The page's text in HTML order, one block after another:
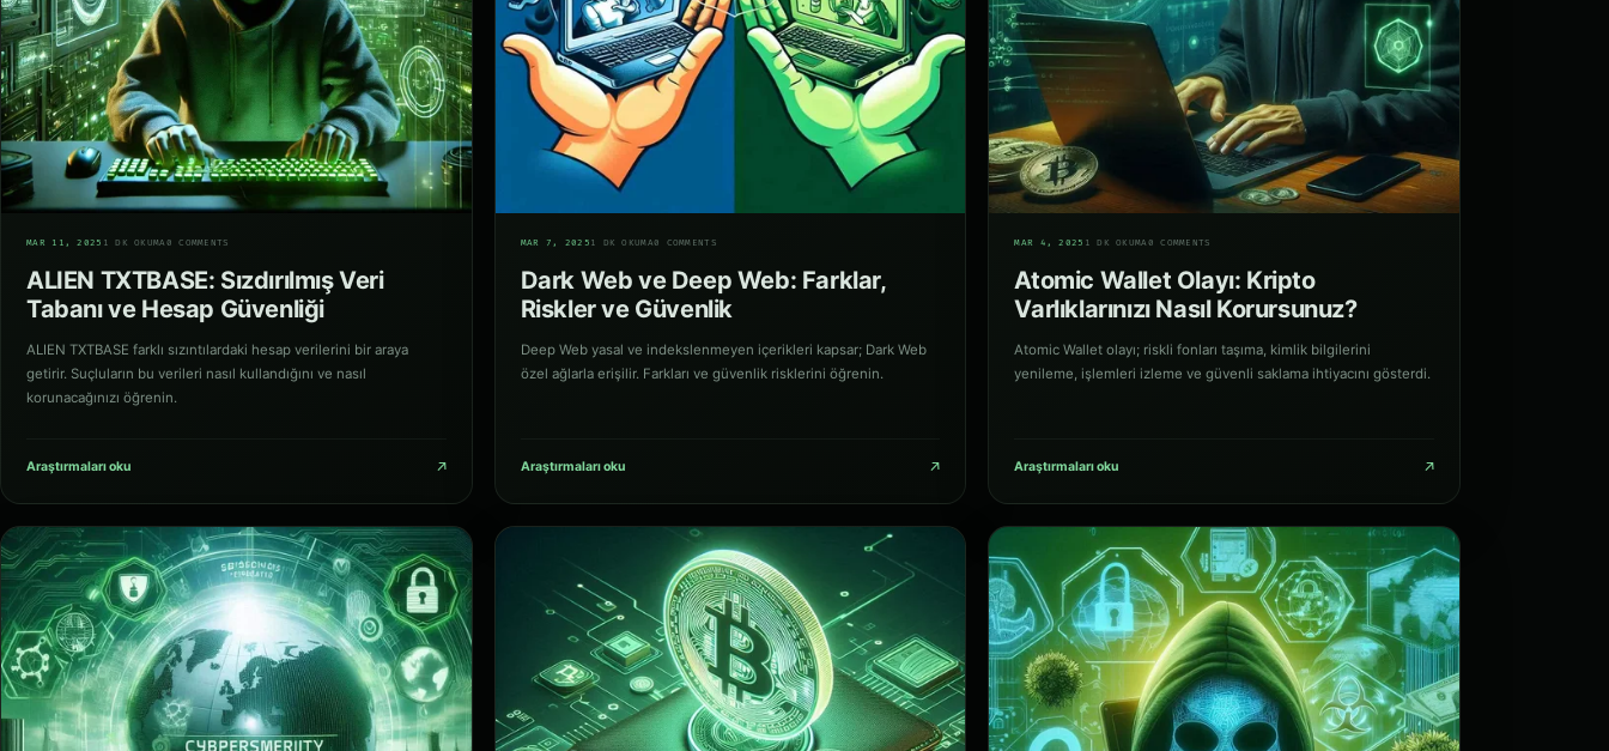
MAR 11, 2025 1 DK OKUMA 0 COMMENTS
ALIEN TXTBASE: Sızdırılmış Veri
Tabanı ve Hesap Güvenliği
ALIEN TXTBASE farklı sızıntılardaki hesap verilerini bir araya
getirir. Suçluların bu verileri nasıl kullandığını ve nasıl
korunacağınızı öğrenin.
Araştırmaları oku ↗
MAR 7, 2025 1 DK OKUMA0 COMMENTS
Dark Web ve Deep Web: Farklar,
Riskler ve Güvenlik
Deep Web yasal ve indekslenmeyen içerikleri kapsar; Dark Web
özel ağlarla erişilir. Farkları ve güvenlik risklerini öğrenin.
Araştırmaları oku ↗
MAR 4, 2025 1 DK OKUMA 0 COMMENTS
Atomic Wallet Olayı: Kripto
Varlıklarınızı Nasıl Korursunuz?
Atomic Wallet olayı; riskli fonları taşıma, kimlik bilgilerini
yenileme, işlemleri izleme ve güvenli saklama ihtiyacını gösterdi.
Araştırmaları oku ↗